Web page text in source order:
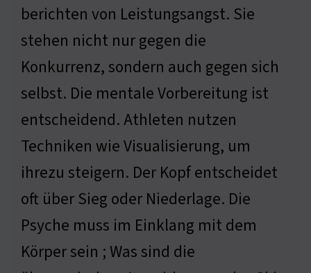
berichten von Leistungsangst. Sie
stehen nicht nur gegen die
Konkurrenz, sondern auch gegen sich
selbst. Die mentale Vorbereitung ist
entscheidend. Athleten nutzen
Techniken wie Visualisierung, um
ihrezu steigern. Der Kopf entscheidet
oft über Sieg oder Niederlage. Die
Psyche muss im Einklang mit dem
Körper sein ; Was sind die